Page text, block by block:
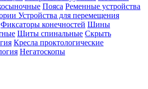
Пояса Ременные устройства
Устройства для перемещения
Фиксаторы конечностей Шины
Щиты спинальные Скрыть
Кресла проктологические
Негатоскопы